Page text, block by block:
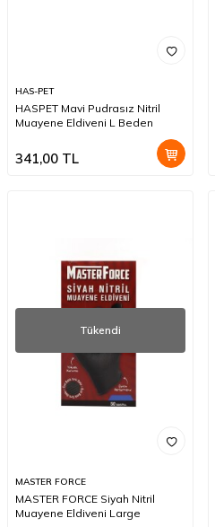
HAS-PET
HASPET Mavi Pudrasız Nitril
Muayene Eldiveni L Beden
341,00 TL
Tükendi
MASTER FORCE
MASTER FORCE Siyah Nitril
Muayene Eldiveni Large